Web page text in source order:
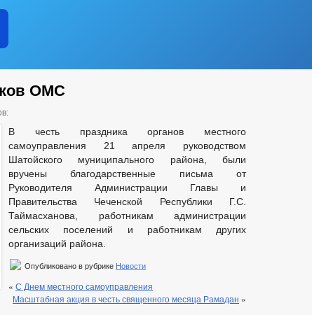
ОМС
В честь праздника органов местного
самоуправления 21 апреля руководством
Шатойского муниципального района, были
вручены благодарственные письма от
Руководителя Администрации Главы и
Правительства Чеченской Республики Г.С.
Таймасханова, работникам администрации
сельских поселений и работникам других
организаций района.
Опубликовано в рубрике Новости
« С Днем местного самоуправления
Масштабная акция в честь священного месяца Рамадан »